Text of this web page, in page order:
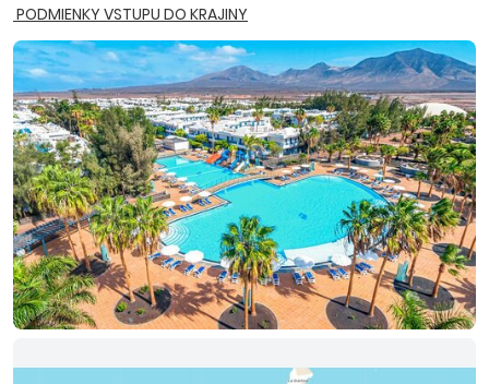
PODMIENKY VSTUPU DO KRAJINY